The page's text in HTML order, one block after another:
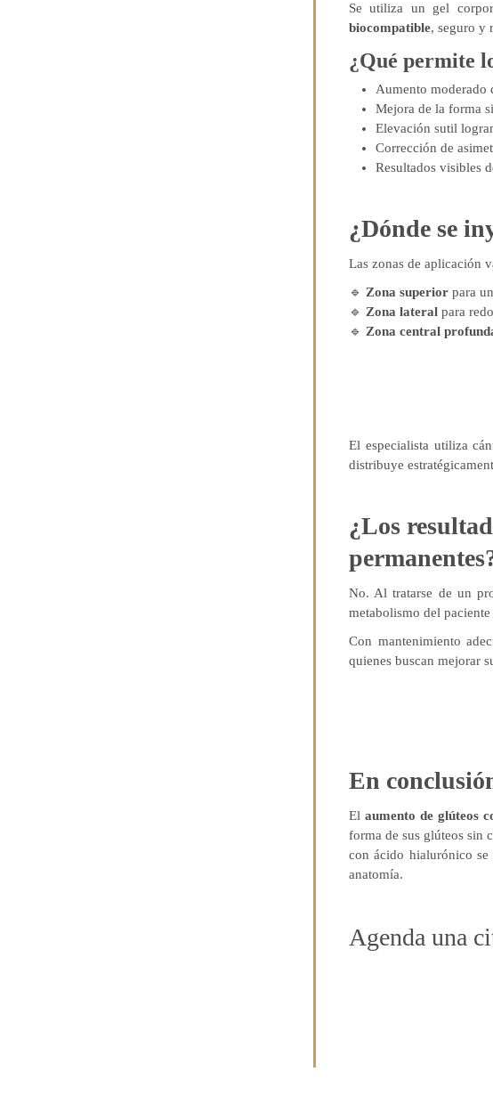
Se utiliza un gel
biocompatible, seguro y
¿Qué permite
Aumento moderado
Mejora de la forma
Elevación sutil
Corrección de
Resultados visibles
¿Dónde se
Las zonas de aplicación
🔹 Zona superior para
🔹 Zona lateral para
🔹 Zona central
El especialista utiliza
distribuye
¿Los
No. Al tratarse de un
metabolismo del
Con mantenimiento
quienes buscan mejorar
En
Elaumento de glúteos
forma de sus glúteos sin
con ácido hialurónico se
anatomía.
Agenda una